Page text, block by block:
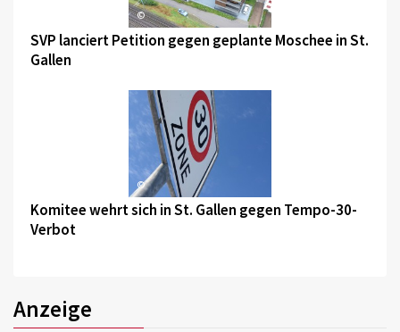
©
SVP lanciert Petition gegen geplante Moschee in St.
Gallen
©
Komitee wehrt sich in St. Gallen gegen Tempo-30-
Verbot
Anzeige